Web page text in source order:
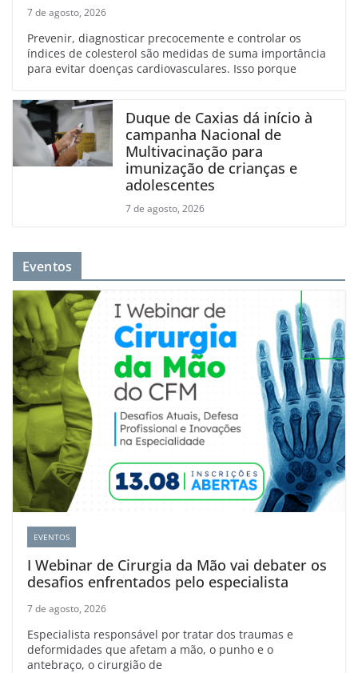
7 de agosto, 2026
Prevenir, diagnosticar precocemente e controlar os
índices de colesterol são medidas de suma importância
para evitar doenças cardiovasculares. Isso porque
Duque de Caxias dá início à
campanha Nacional de
Multivacinação para
imunização de crianças e
adolescentes
7 de agosto, 2026
Eventos
EVENTOS
I Webinar de Cirurgia da Mão vai debater os
desafios enfrentados pelo especialista
7 de agosto, 2026
Especialista responsável por tratar dos traumas e
deformidades que afetam a mão, o punho e o
antebraço, o cirurgião de